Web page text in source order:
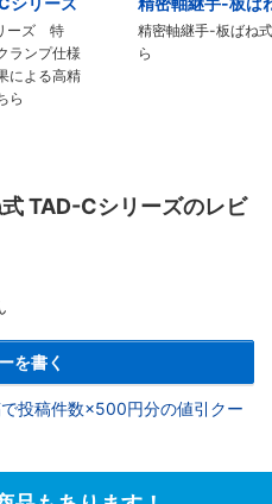
ーズ 特
ランプ仕様
による高精
ら
精密軸継手-板ばね
ら
TAD-Cシリーズのレビ
を書く
投稿件数×500円分の値引クー